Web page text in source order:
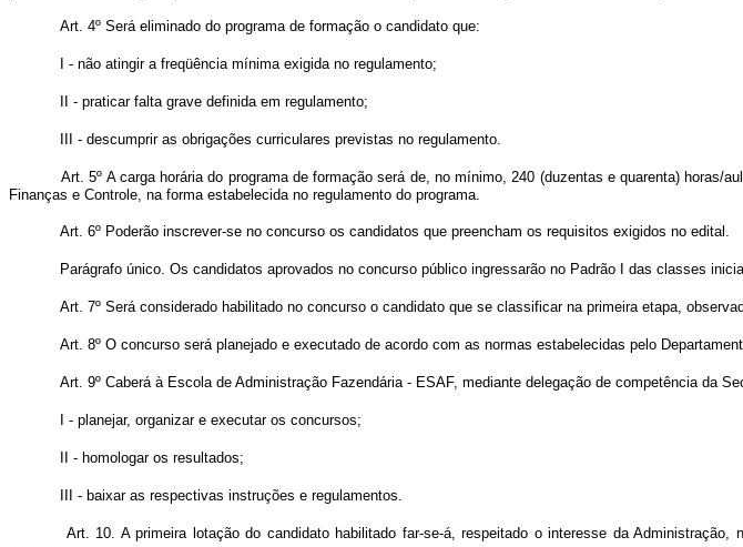
Art. 4º Será eliminado do programa de formação o candidato que:
I - não atingir a freqüência mínima exigida no regulamento;
II - praticar falta grave definida em regulamento;
III - descumprir as obrigações curriculares previstas no regulamento.
Art. 5º A carga horária do programa de formação será de, no mínimo, 240 (duzentas e quarenta)
Finanças e Controle, na forma estabelecida no regulamento do programa.
Art. 6º Poderão inscrever-se no concurso os candidatos que preencham os requisitos exigidos no edital.
Parágrafo único. Os candidatos aprovados no concurso público ingressarão no Padrão I das classes
Art. 7º Será considerado habilitado no concurso o candidato que se classificar na primeira etapa,
Art. 8º O concurso será planejado e executado de acordo com as normas estabelecidas pelo
Art. 9º Caberá à Escola de Administração Fazendária - ESAF, mediante delegação de competência da
I - planejar, organizar e executar os concursos;
II - homologar os resultados;
III - baixar as respectivas instruções e regulamentos.
Art. 10. A primeira lotação do candidato habilitado far-se-á, respeitado o interesse da